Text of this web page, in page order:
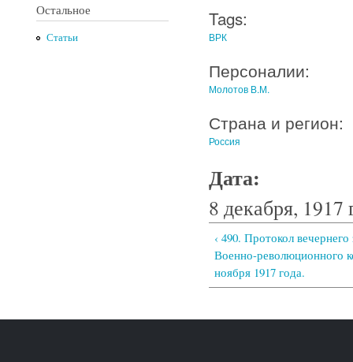
Остальное
Статьи
Tags:
ВРК
Персоналии:
Молотов В.М.
Страна и регион:
Россия
Дата:
8 декабря, 1917
‹ 490. Протокол вечернего
Военно-революционного
ноября 1917 года.